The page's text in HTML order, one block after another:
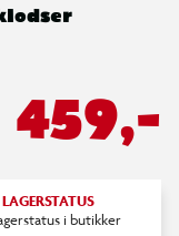
459,-
LAGERSTATUS
i butikker